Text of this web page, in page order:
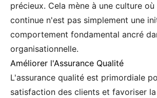
précieux. Cela mène à une culture
continue n'est pas simplement une
comportement fondamental ancré
organisationnelle.
Améliorer l'Assurance Qualité
L'assurance qualité est primordiale
satisfaction des clients et favoriser